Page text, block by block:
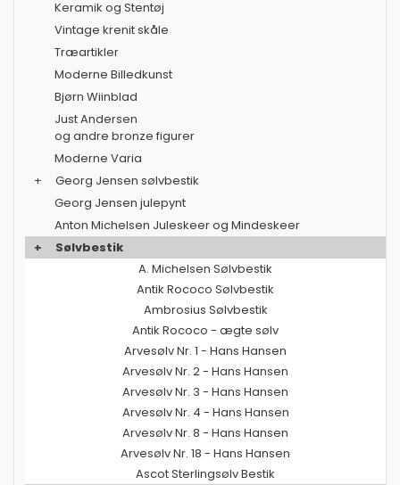
Keramik og Stentøj
Vintage krenit skåle
Træartikler
Moderne Billedkunst
Bjørn Wiinblad
Just Andersen
og andre bronze figurer
Moderne Varia
+
Georg Jensen sølvbestik
Georg Jensen julepynt
Anton Michelsen Juleskeer og Mindeskeer
+
Sølvbestik
A. Michelsen Sølvbestik
Antik Rococo Sølvbestik
Ambrosius Sølvbestik
Antik Rococo - ægte sølv
Arvesølv Nr. 1 - Hans Hansen
Arvesølv Nr. 2 - Hans Hansen
Arvesølv Nr. 3 - Hans Hansen
Arvesølv Nr. 4 - Hans Hansen
Arvesølv Nr. 8 - Hans Hansen
Arvesølv Nr. 18 - Hans Hansen
Ascot Sterlingsølv Bestik